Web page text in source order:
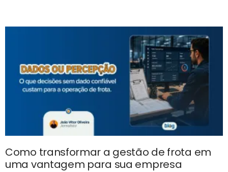
Como transformar a gestão de frota em
uma vantagem para sua empresa